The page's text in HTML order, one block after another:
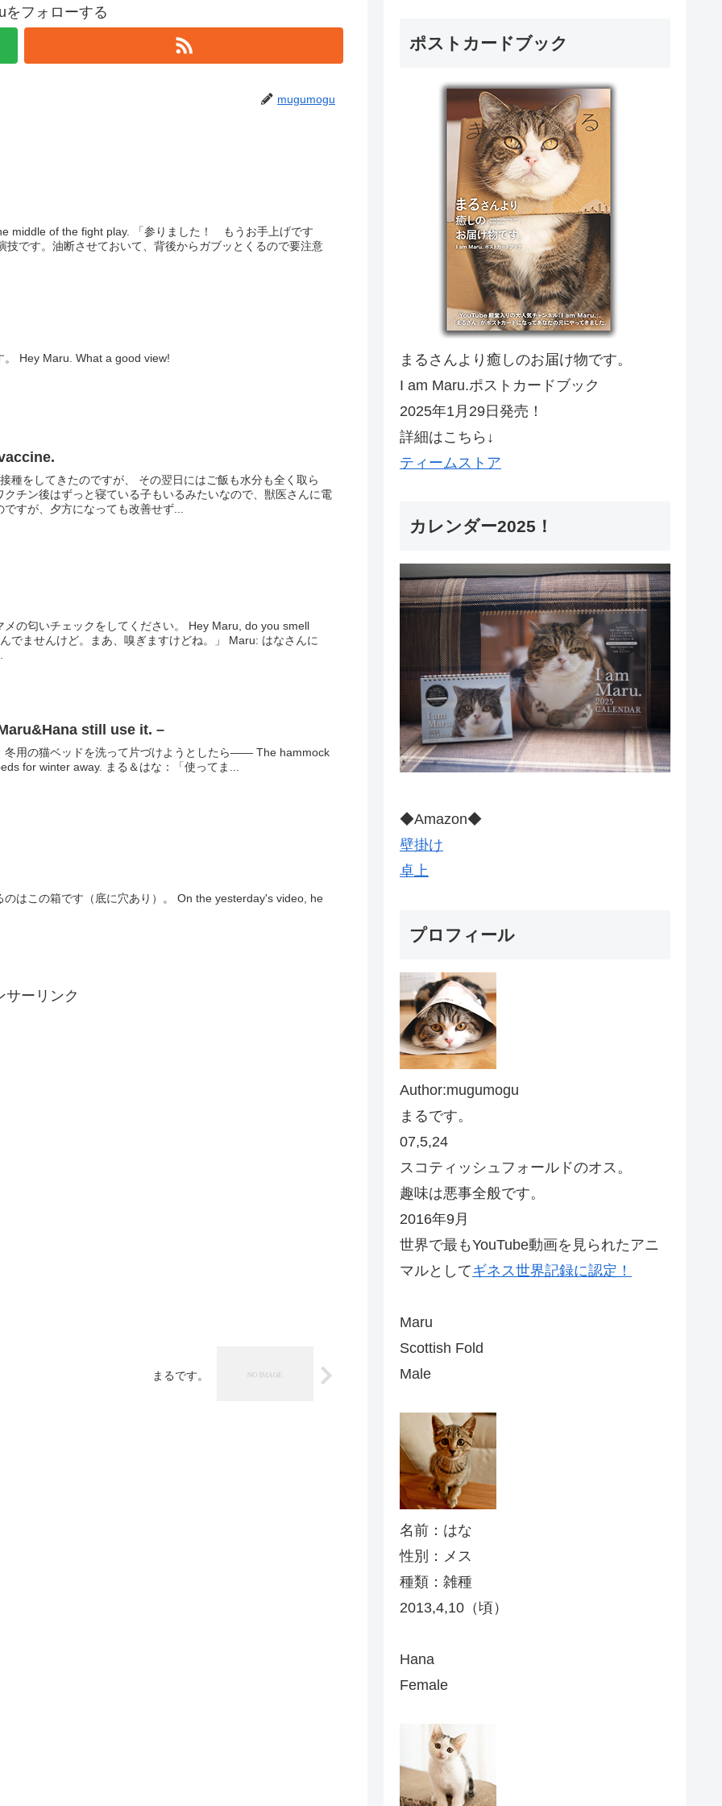
をフォローする
mugumogu
play. 「参りました！ もうお手上げです
技です。油断させておいて、背後からガブッとくるので要注意
。 Hey Maru. What a good view!
種をしてきたのですが、 その翌日にはご飯も水分も全く取ら
チン後はずっと寝ている子もいるみたいなので、獣医さんに電
すが、夕方になっても改善せず...
メの匂いチェックをしてください。 Hey Maru, do you smell
still use it. –
冬用の猫ベッドを洗って片づけようとしたら―― The hammock
was taken out, so I'll put cat beds for winter away. まる＆はな：「使ってま...
のはこの箱です（底に穴あり）。 On the yesterday's video, he
サーリンク
まるです。
ポストカードブック
まるさんより癒しのお届け物です。
I am Maru.ポストカードブック
2025年1月29日発売！
詳細はこちら↓
ティームストア
カレンダー2025！
◆Amazon◆
壁掛け
卓上
プロフィール
Author:mugumogu
まるです。
07,5,24
スコティッシュフォールドのオス。
趣味は悪事全般です。
2016年9月
世界で最もYouTube動画を見られたアニ
マルとしてギネス世界記録に認定！
Maru
Scottish Fold
Male
名前：はな
性別：メス
種類：雑種
2013,4,10（頃）
Hana
Female